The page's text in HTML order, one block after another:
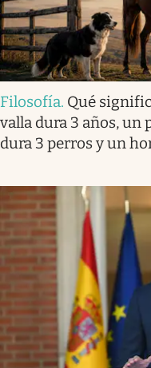
Filosofía. Qué
valla dura 3 años, un
dura 3 perros y un